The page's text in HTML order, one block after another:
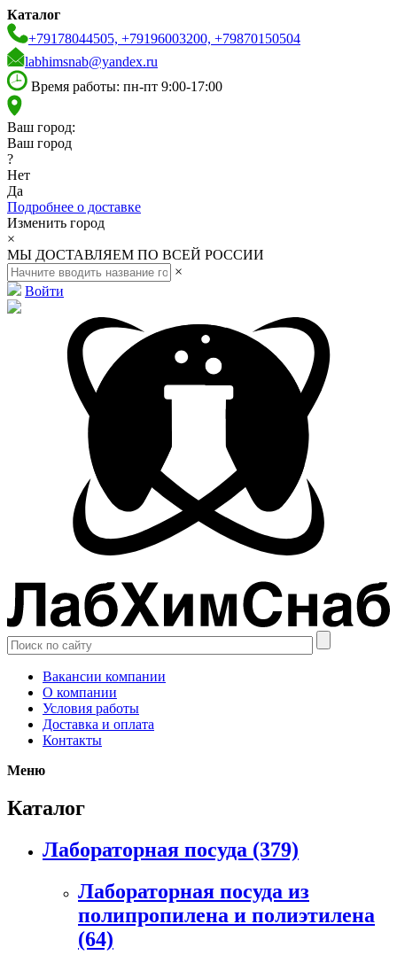
Каталог
+79178044505, +79196003200, +79870150504
labhimsnab@yandex.ru
Время работы: пн-пт 9:00-17:00
Ваш город:
Ваш город
?
Нет
Да
Подробнее о доставке
Изменить город
×
МЫ ДОСТАВЛЯЕМ ПО ВСЕЙ РОССИИ
×
Войти
Вакансии компании
О компании
Условия работы
Доставка и оплата
Контакты
Меню
Каталог
Лабораторная посуда (379)
Лабораторная посуда из
полипропилена и полиэтилена
(64)